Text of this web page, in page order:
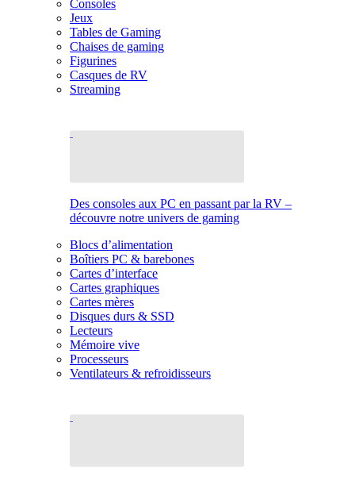
Consoles
Jeux
Tables de Gaming
Chaises de gaming
Figurines
Casques de RV
Streaming
Des consoles aux PC en passant par la RV –
découvre notre univers de gaming
Blocs d’alimentation
Boîtiers PC & barebones
Cartes d’interface
Cartes graphiques
Cartes mères
Disques durs & SSD
Lecteurs
Mémoire vive
Processeurs
Ventilateurs & refroidisseurs